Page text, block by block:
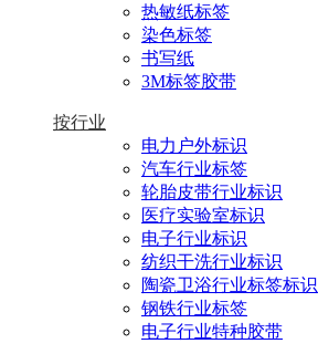
热敏纸标签
染色标签
书写纸
3M标签胶带
按行业
电力户外标识
汽车行业标签
轮胎皮带行业标识
医疗实验室标识
电子行业标识
纺织干洗行业标识
陶瓷卫浴行业标签标识
钢铁行业标签
电子行业特种胶带